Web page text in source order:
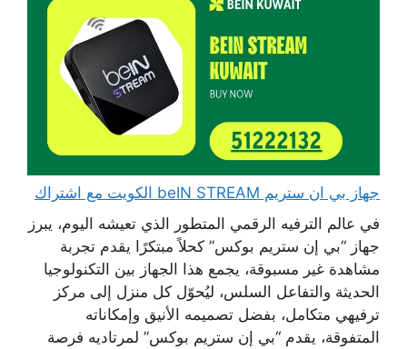
جهاز بي ان ستريم beIN STREAM الكويت مع اشتراك
في عالم الترفيه الرقمي المتطور الذي تعيشه اليوم، يبرز
جهاز “بي إن ستريم بوكس” كحلاً مبتكرًا يقدم تجربة
مشاهدة غير مسبوقة، يجمع هذا الجهاز بين التكنولوجيا
الحديثة والتفاعل السلس، ليُحوّل كل منزل إلى مركز
ترفيهي متكامل، بفضل تصميمه الأنيق وإمكاناته
المتفوقة، يقدم “بي إن ستريم بوكس” لمرتاديه فرصة